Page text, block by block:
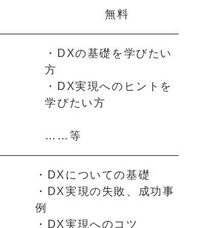
無料
・DXの基礎を学びたい
方
・DX実現へのヒントを
学びたい方
……等
・DXについての基礎
・DX実現の失敗、成功事
例
・DX実現へのコツ